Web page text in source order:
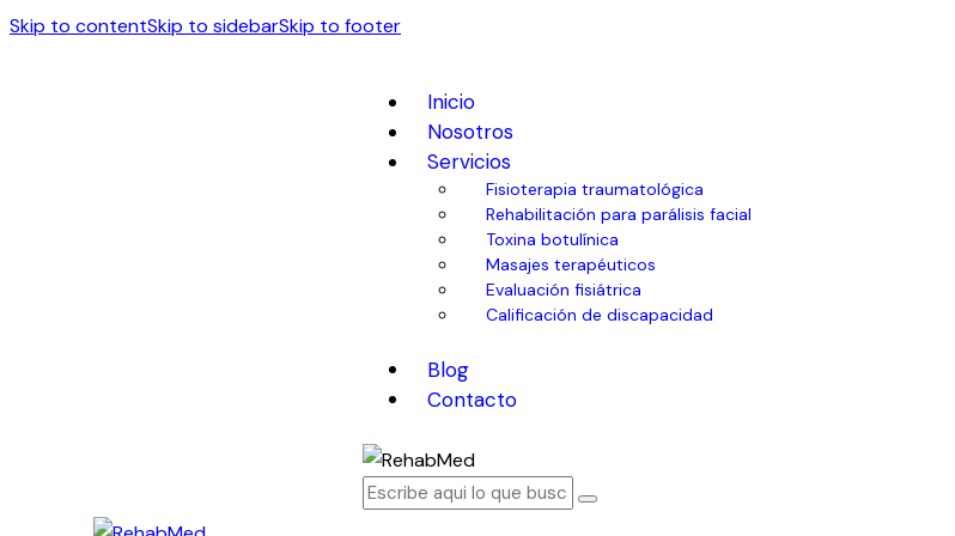
Skip to contentSkip to sidebarSkip to footer
Inicio
Nosotros
Servicios
Fisioterapia traumatológica
Rehabilitación para parálisis facial
Toxina botulínica
Masajes terapéuticos
Evaluación fisiátrica
Calificación de discapacidad
Blog
Contacto